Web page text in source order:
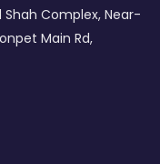
Shah Complex, Near-
Main Rd,